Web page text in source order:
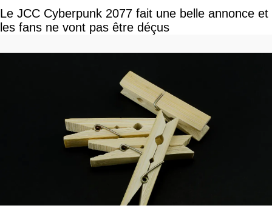
Le JCC Cyberpunk 2077 fait une belle annonce et
les fans ne vont pas être déçus